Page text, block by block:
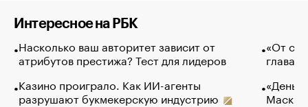
Интересное на РБК
Насколько ваш авторитет зависит от
атрибутов престижа? Тест для лидеров
Казино проиграло. Как ИИ-агенты
разрушают букмекерскую индустрию
«От
глава
Маск в